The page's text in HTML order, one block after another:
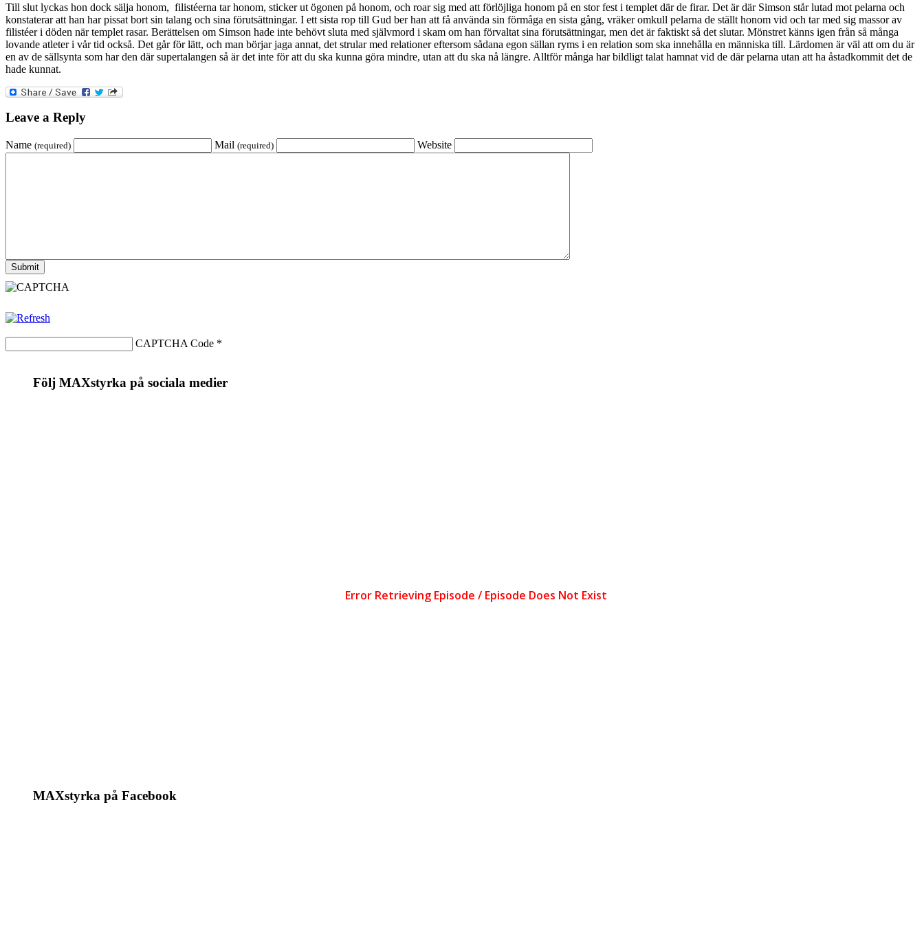
Till slut lyckas hon dock sälja honom, filistéerna tar honom, sticker ut ögonen på honom, och roar sig med att förlöjliga honom på en stor fest i templet där de firar. Det är där Simson står lutad mot pelarna och
konstaterar att han har pissat bort sin talang och sina förutsättningar. I ett sista rop till Gud ber han att få använda sin förmåga en sista gång, vräker omkull pelarna de ställt honom vid och tar med sig massor av
filistéer i döden när templet rasar. Berättelsen om Simson hade inte behövt sluta med självmord i skam om han förvaltat sina förutsättningar, men det är faktiskt så det slutar. Mönstret känns igen från så många
lovande atleter i vår tid också. Det går för lätt, och man börjar jaga annat, det strular med relationer eftersom sådana egon sällan ryms i en relation som ska innehålla en människa till. Lärdomen är väl att om du är
en av de sällsynta som har den där supertalangen så är det inte för att du ska kunna göra mindre, utan att du ska nå längre. Alltför många har bildligt talat hamnat vid de där pelarna utan att ha åstadkommit det de
hade kunnat.
Leave a Reply
Name (required) Mail (required) Website
CAPTCHA Code *
Följ MAXstyrka på sociala medier
MAXstyrka på Facebook